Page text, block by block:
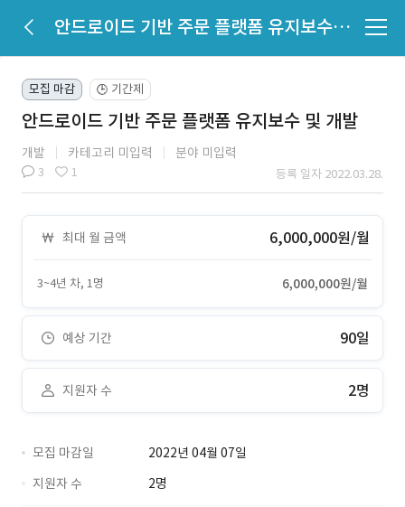
안드로이드 기반 주문 플랫폼 유지보수 및 개발
모집 마감 🕒 기간제
안드로이드 기반 주문 플랫폼 유지보수 및 개발
개발 카테고리 미입력 분야 미입력
3 1 등록 일자 2022.03.28.
최대 월 금액 6,000,000원/월
3~4년 차, 1명 6,000,000원/월
예상 기간 90일
지원자 수 2명
모집 마감일
2022년 04월 07일
지원자 수
2명